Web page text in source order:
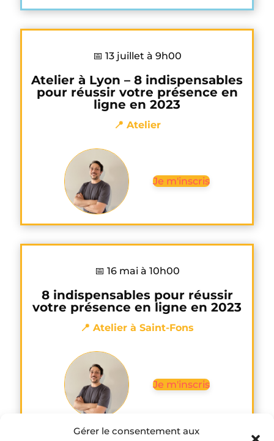
Gérer le consentement aux
📅 13 juillet à 9h00
Atelier à Lyon – 8 indispensables
pour réussir votre présence en
ligne en 2023
📍 Atelier
Je m'inscris
📅 16 mai à 10h00
8 indispensables pour réussir
votre présence en ligne en 2023
📍 Atelier à Saint-Fons
Je m'inscris